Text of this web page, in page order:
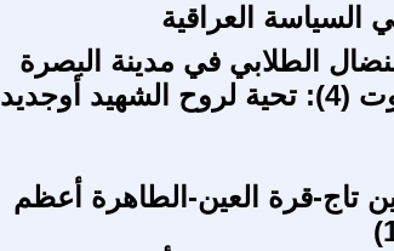
السياسة العراقية
الطلابي في مدينة البصرة
يوميات مغارة الموت (4): تحية لروح الشهيد أوجديد
تاج-قرة العين-الطاهرة أعظم